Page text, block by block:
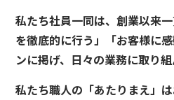
私たち社員一同は、創業以来
を徹底的に行う」「お客様に
ンに掲げ、日々の業務に取り組
私たち職人の「あたりまえ」